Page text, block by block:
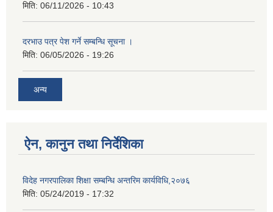
मिति: 06/11/2026 - 10:43
दरभाउ पत्र पेश गर्ने सम्बन्धि सूचना ।
मिति: 06/05/2026 - 19:26
अन्य
ऐन, कानुन तथा निर्देशिका
विदेह नगरपालिका शिक्षा सम्बन्धि अन्तरिम कार्यविधि,२०७६
मिति: 05/24/2019 - 17:32